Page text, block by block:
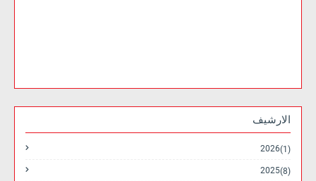
الارشيف
2026 (1)
2025 (8)